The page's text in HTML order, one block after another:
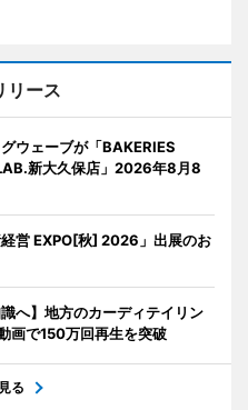
リース
ウェーブが「BAKERIES
新大久保店」2026年8月8
営 EXPO[秋] 2026」出展のお
へ】地方のカーディテイリン
画で150万回再生を突破
る